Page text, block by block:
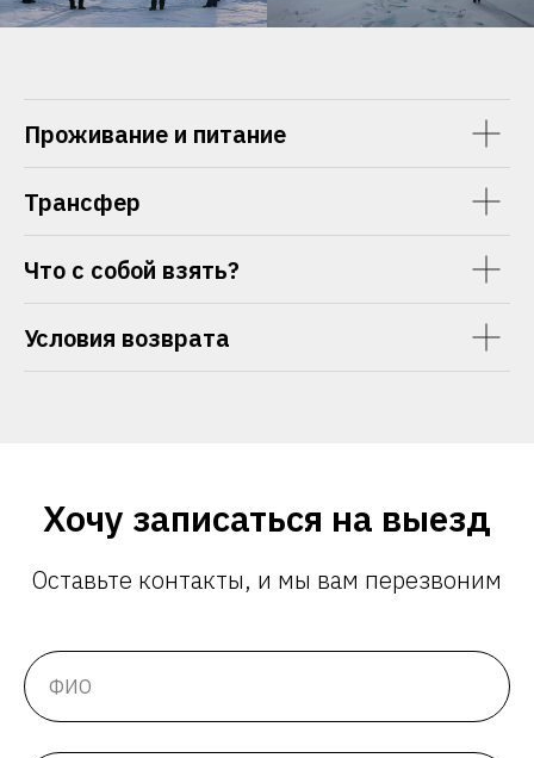
Проживание и питание
Трансфер
Что с собой взять?
Условия возврата
Хочу записаться на выезд
Оставьте контакты, и мы вам перезвоним